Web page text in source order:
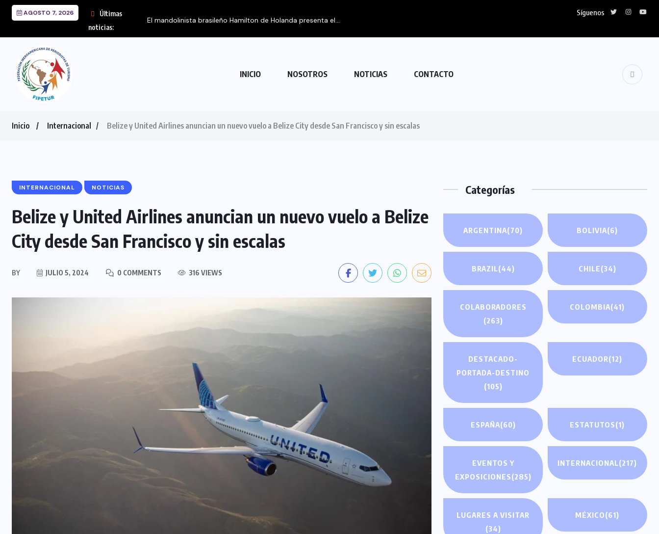
AGOSTO 7, 2026
Últimas
noticias:
El mandolinista brasileño Hamilton de Holanda presenta el...
Síguenos
INICIO NOSOTROS NOTICIAS CONTACTO
Inicio Internacional Belize y United Airlines anuncian un nuevo vuelo a Belize City desde San Francisco y sin escalas
INTERNACIONAL NOTICIAS
Belize y United Airlines anuncian un nuevo vuelo a Belize
City desde San Francisco y sin escalas
BY JULIO 5, 2024 0 COMMENTS 316 VIEWS
Categorías
ARGENTINA(70) BOLIVIA(6)
BRAZIL(44) CHILE(34)
COLABORADORES
(263)
COLOMBIA(41)
DESTACADO-
PORTADA-DESTINO
(105)
ECUADOR(12)
ESPAÑA(60) ESTATUTOS(1)
EVENTOS Y
EXPOSICIONES(285)
INTERNACIONAL(217)
LUGARES A VISITAR
(34)
MÉXICO(61)